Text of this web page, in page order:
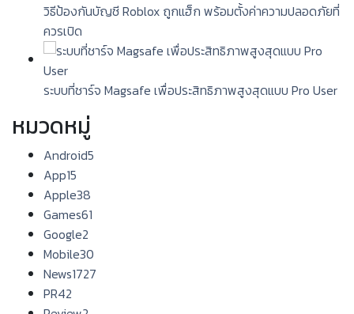
วิธีป้องกันบัญชี Roblox ถูกแฮ็ก พร้อมตั้งค่าความปลอดภัยที่
ควรเปิด
ระบบที่ชาร์จ Magsafe เพื่อประสิทธิภาพสูงสุดแบบ Pro User
หมวดหมู่
Android5
App15
Apple38
Games61
Google2
Mobile30
News1727
PR42